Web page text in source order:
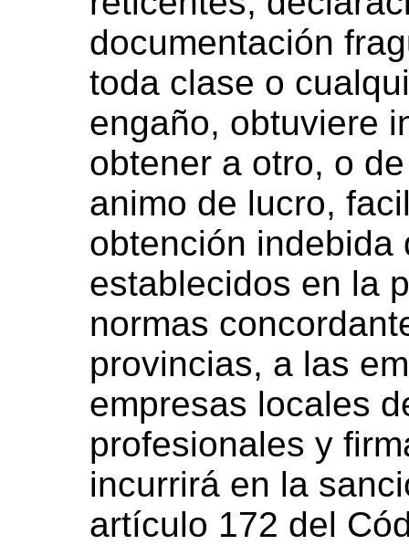
documentación
toda clase o
engaño, obtuviere
obtener a otro, o
animo de lucro,
obtención indebida
establecidos en la
normas
provincias, a las
empresas locales
profesionales y
incurrirá en la
artículo 172 del